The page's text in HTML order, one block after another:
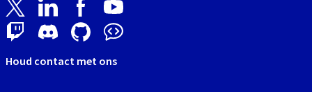
Houd contact met ons